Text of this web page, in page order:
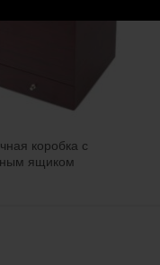
коробка с
ящиком